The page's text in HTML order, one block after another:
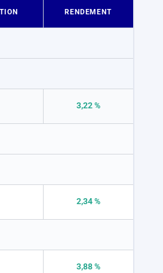
RENDEMENT
3,22 %
2,34 %
3,88 %